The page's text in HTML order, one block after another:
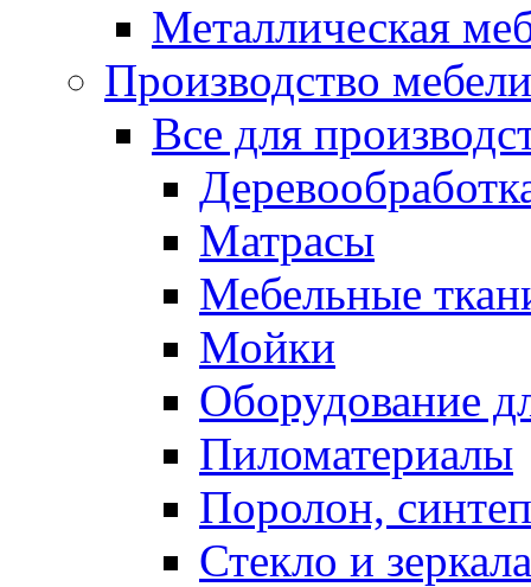
Металлическая
Производство мебели
Все для
Матрасы
Мебельные
Мойки
Оборудование
Пиломатериалы
Поролон,
Стекло и зеркала